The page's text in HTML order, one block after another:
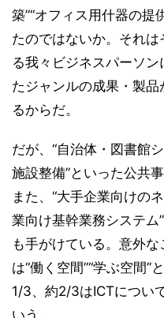
築”“オフィス用什器の提
たのではないか。それ
る我々ビジネスパーソ
たジャンルの成果・製品
るからだ。
だが、“自治体・図書館
施設整備”といった公共
また、“大手企業向けの
業向け基幹業務システ
も手がけている。意外
は“働く空間”“学ぶ空間”
1/3、約2/3はICTについ
いう。